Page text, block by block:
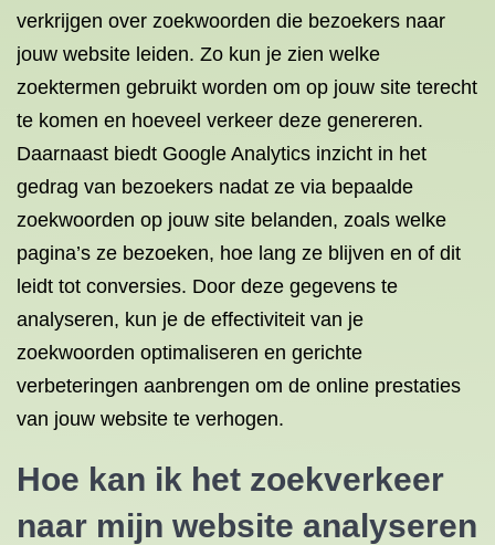
verkrijgen over zoekwoorden die bezoekers naar
jouw website leiden. Zo kun je zien welke
zoektermen gebruikt worden om op jouw site terecht
te komen en hoeveel verkeer deze genereren.
Daarnaast biedt Google Analytics inzicht in het
gedrag van bezoekers nadat ze via bepaalde
zoekwoorden op jouw site belanden, zoals welke
pagina’s ze bezoeken, hoe lang ze blijven en of dit
leidt tot conversies. Door deze gegevens te
analyseren, kun je de effectiviteit van je
zoekwoorden optimaliseren en gerichte
verbeteringen aanbrengen om de online prestaties
van jouw website te verhogen.
Hoe kan ik het zoekverkeer
naar mijn website analyseren